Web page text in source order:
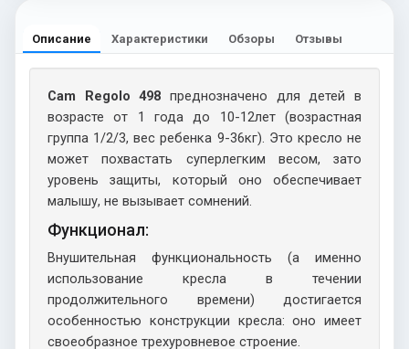
Описание Характеристики Обзоры Отзывы
Cam Regolo 498 преднозначено для детей в
возрасте от 1 года до 10-12лет (возрастная
группа 1/2/3, вес ребенка 9-36кг). Это кресло не
может похвастать суперлегким весом, зато
уровень защиты, который оно обеспечивает
малышу, не вызывает сомнений.
Функционал:
Внушительная функциональность (а именно
использование кресла в течении
продолжительного времени) достигается
особенностью конструкции кресла: оно имеет
своеобразное трехуровневое строение.